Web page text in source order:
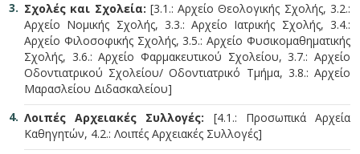
Σχολές και Σχολεία: [3.1.: Αρχείο Θεολογικής Σχολής, 3.2.:
Αρχείο Νομικής Σχολής, 3.3.: Αρχείο Ιατρικής Σχολής, 3.4.:
Αρχείο Φιλοσοφικής Σχολής, 3.5.: Αρχείο Φυσικομαθηματικής
Σχολής, 3.6.: Αρχείο Φαρμακευτικού Σχολείου, 3.7.: Αρχείο
Οδοντιατρικού Σχολείου/ Οδοντιατρικό Τμήμα, 3.8.: Αρχείο
Μαρασλείου Διδασκαλείου]
Λοιπές Αρχειακές Συλλογές: [4.1.: Προσωπικά Αρχεία
Καθηγητών, 4.2.: Λοιπές Αρχειακές Συλλογές]